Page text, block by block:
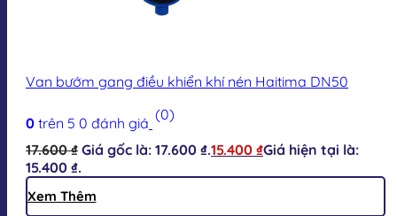
Van bướm gang điều khiển khí nén Haitima DN50
0 trên 5 0 đánh giá (0)
17.600₫ Giá gốc là: 17.600 ₫.15.400 ₫Giá hiện tại là:
15.400 ₫.
Xem Thêm